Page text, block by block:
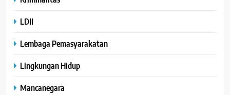
LDII
Lembaga Pemasyarakatan
Lingkungan Hidup
Mancanegara